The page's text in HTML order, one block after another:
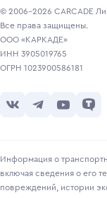
© 2006-2026 CARCADE
Все права защищены.
ООО «КАРКАДЕ»
ИНН 3905019765
ОГРН 1023900586181
Информация о
включая сведения о его
повреждений, истории